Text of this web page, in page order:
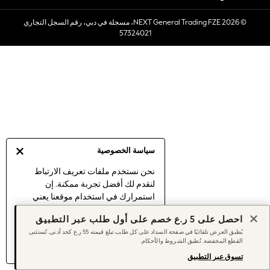
سياسة الخصوصية
نحن نستخدم ملفات تعريف الارتباط
لنقدم لك أفضل تجربة ممكنة. إن
استمرارك في استخدام موقعنا يعني
الارتباط.
اكتشف المزيد عن إدارة إعدادات ملفات
تعريف الارتباط (الكوكيز).
Sets & Outfits
Linen Collection
Women's Holiday Shop
Women's Travel Styles
Linen Collection
Tops & T-Shirts
Cover Ups & Kaftans
Sandals
Swimwear
© 2026 NEXT General Trading FZE، مسجلة في دبي، رقم السجل التجاري
57324021
احصل على 5 ر.ع خصم على أول طلب عبر التطبيق
يُطبق العرض تلقائيًا في صفحة السداد على كل طلب تبلغ قيمته 55 ر.ع كحد أدنى. تُستثنى
القطع المخفضة. تُطبق الشروط والأحكام.
تسوق عبر التطبيق